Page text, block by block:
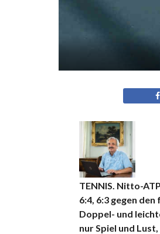
TENNIS. Nitto-
6:4, 6:3 gegen
Doppel- und
nur Spiel und